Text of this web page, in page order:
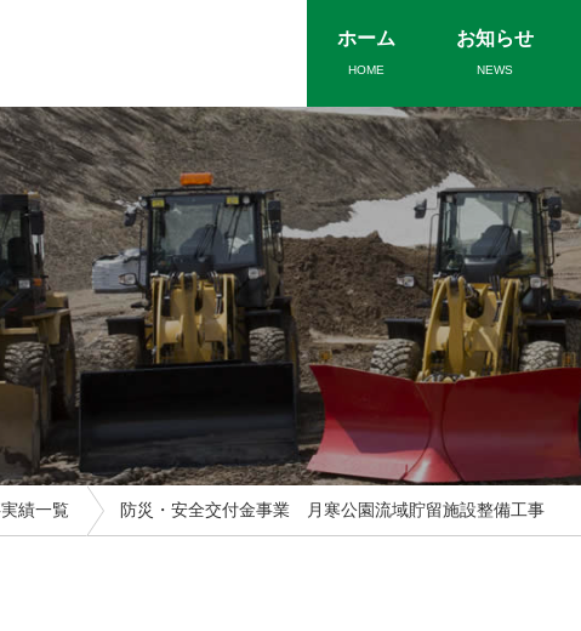
ホーム
HOME
お知らせ
NEWS
績一覧 防災・安全交付金事業 月寒公園流域貯留施設整備工事